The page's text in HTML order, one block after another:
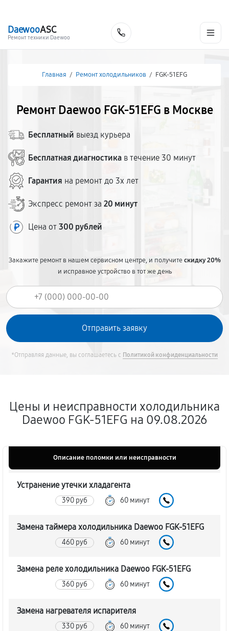
DaewooASC
Ремонт техники Daewoo
Главная / Ремонт холодильников / FGK-51EFG
Ремонт Daewoo FGK-51EFG в Москве
Бесплатный выезд курьера
Бесплатная диагностика в течение 30 минут
Гарантия на ремонт до 3х лет
Экспресс ремонт за 20 минут
Цена от 300 рублей
Закажите ремонт в нашем сервисном центре, и получитескидку 20%
и исправное устройство в тот же день
*Отправляя данные, вы соглашаетесь с Политикой конфиденциальности
Цены и неисправности холодильника
Daewoo FGK-51EFG на 09.08.2026
Описание поломки или неисправности
Устранение утечки хладагента
390 руб 60 минут
Замена таймера холодильника Daewoo FGK-51EFG
460 руб 60 минут
Замена реле холодильника Daewoo FGK-51EFG
360 руб 60 минут
Замена нагревателя испарителя
330 руб 60 минут